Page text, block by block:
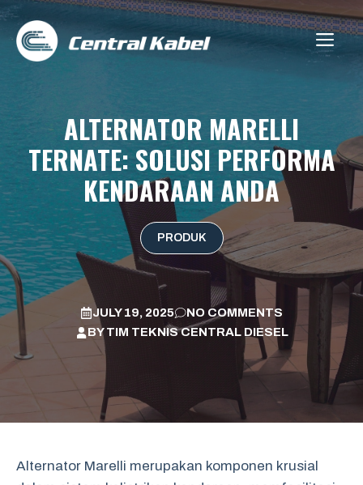
Skip
content
ALTERNATOR MARELLI
TERNATE: SOLUSI PERFORMA
KENDARAAN ANDA
PRODUK
JULY 19, 2025
NO COMMENTS
BYTIM TEKNIS CENTRAL DIESEL
Alternator Marelli merupakan komponen krusial